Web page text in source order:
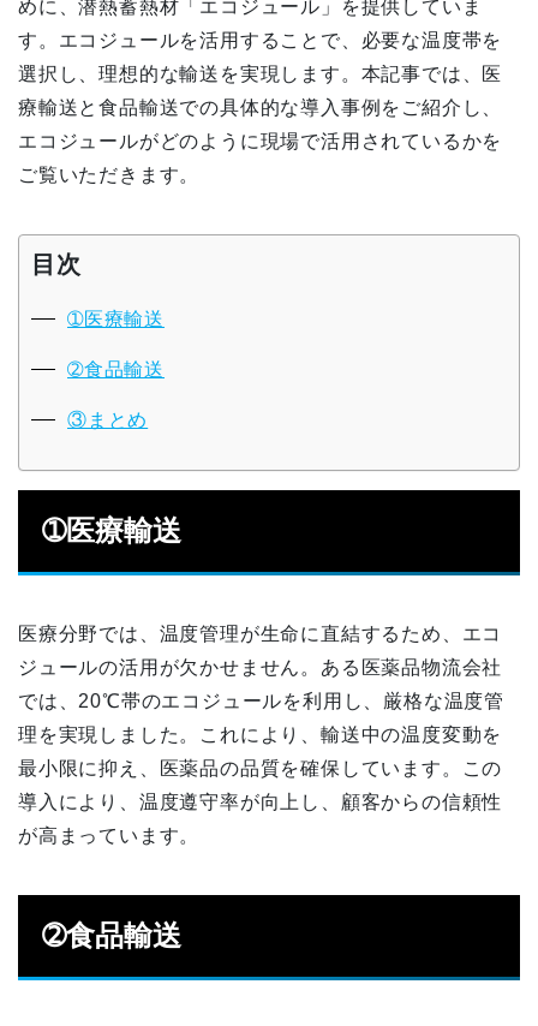
めに、潜熱蓄熱材「エコジュール」を提供していま
す。エコジュールを活用することで、必要な温度帯を
選択し、理想的な輸送を実現します。本記事では、医
療輸送と食品輸送での具体的な導入事例をご紹介し、
エコジュールがどのように現場で活用されているかを
ご覧いただきます。
目次
➀医療輸送
➁食品輸送
③まとめ
➀医療輸送
医療分野では、温度管理が生命に直結するため、エコ
ジュールの活用が欠かせません。ある医薬品物流会社
では、20℃帯のエコジュールを利用し、厳格な温度管
理を実現しました。これにより、輸送中の温度変動を
最小限に抑え、医薬品の品質を確保しています。この
導入により、温度遵守率が向上し、顧客からの信頼性
が高まっています。
➁食品輸送